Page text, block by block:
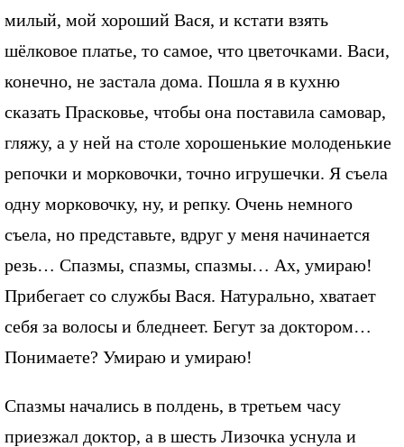
милый, мой хороший Вася, и кстати взять
шёлковое платье, то самое, что цветочками. Васи,
конечно, не застала дома. Пошла я в кухню
сказать Прасковье, чтобы она поставила самовар,
гляжу, а у ней на столе хорошенькие молоденькие
репочки и морковочки, точно игрушечки. Я съела
одну морковочку, ну, и репку. Очень немного
съела, но представьте, вдруг у меня начинается
резь… Спазмы, спазмы, спазмы… Ах, умираю!
Прибегает со службы Вася. Натурально, хватает
себя за волосы и бледнеет. Бегут за доктором…
Понимаете? Умираю и умираю!
Спазмы начались в полдень, в третьем часу
приезжал доктор, а в шесть Лизочка уснула и